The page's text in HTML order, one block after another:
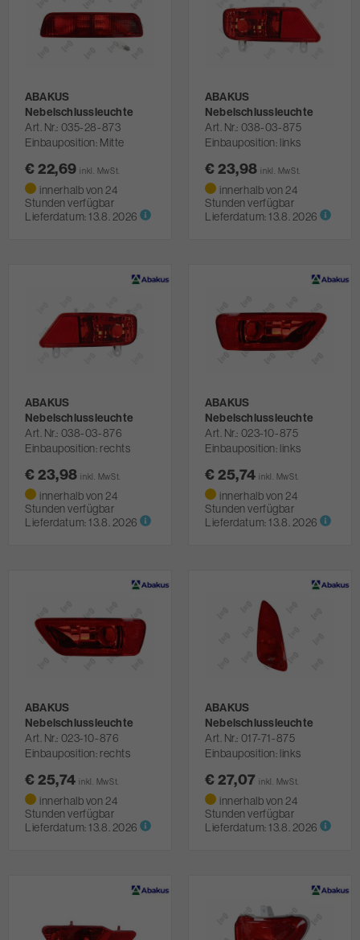
ABAKUS
Nebelschlussleuchte
Art. Nr. 035-28-873
Einbauposition: Mitte
€ 22,69inkl. MwSt.
innerhalb von 24
Stunden verfügbar
Lieferdatum:13.8. 2026
ABAKUS
Nebelschlussleuchte
Art. Nr. 038-03-875
Einbauposition: links
€ 23,98inkl. MwSt.
innerhalb von 24
Stunden verfügbar
Lieferdatum:13.8. 2026
ABAKUS
Nebelschlussleuchte
Art. Nr. 038-03-876
Einbauposition: rechts
€ 23,98inkl. MwSt.
innerhalb von 24
Stunden verfügbar
Lieferdatum:13.8. 2026
ABAKUS
Nebelschlussleuchte
Art. Nr. 023-10-875
Einbauposition: links
€ 25,74inkl. MwSt.
innerhalb von 24
Stunden verfügbar
Lieferdatum:13.8. 2026
ABAKUS
Nebelschlussleuchte
Art. Nr. 023-10-876
Einbauposition: rechts
€ 25,74inkl. MwSt.
innerhalb von 24
Stunden verfügbar
Lieferdatum:13.8. 2026
ABAKUS
Nebelschlussleuchte
Art. Nr. 017-71-875
Einbauposition: links
€ 27,07inkl. MwSt.
innerhalb von 24
Stunden verfügbar
Lieferdatum:13.8. 2026